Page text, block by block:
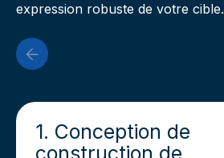
expression robuste de votre cible.
Previous Slide
1. Conception de